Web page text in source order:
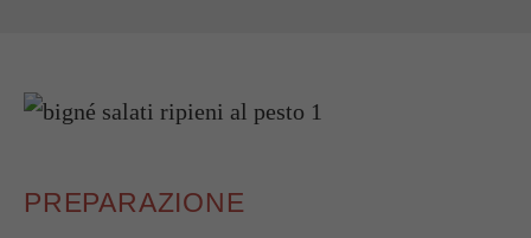
PREPARAZIONE